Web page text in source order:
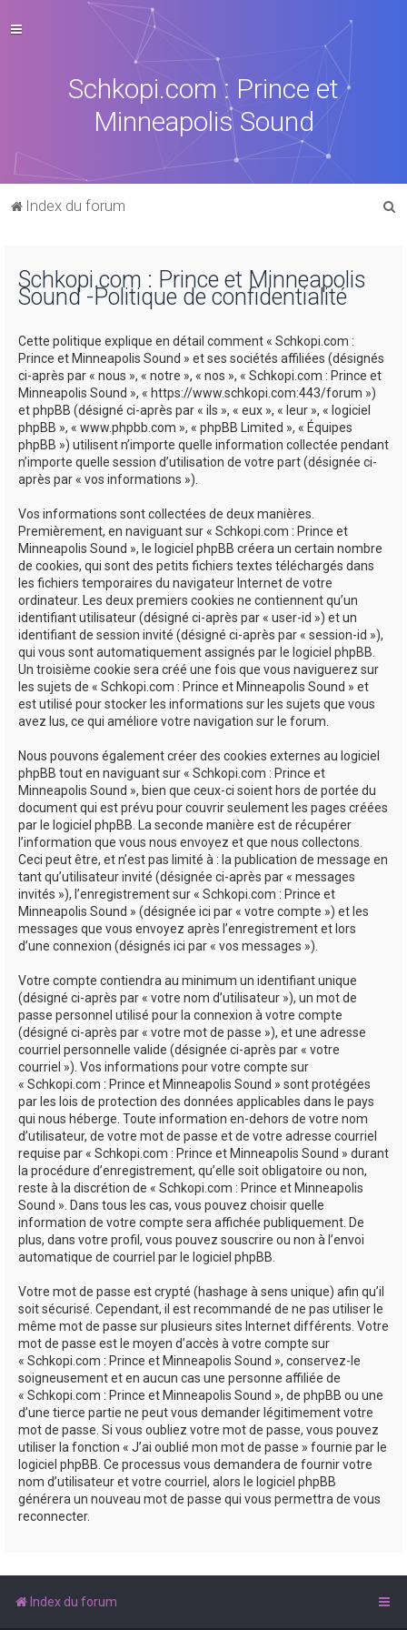
Schkopi.com : Prince et
Minneapolis Sound
Index du forum
Schkopi.com : Prince et Minneapolis
Sound -Politique de confidentialité
Cette politique explique en détail comment « Schkopi.com :
Prince et Minneapolis Sound » et ses sociétés affiliées (désignés
ci-après par « nous », « notre », « nos », « Schkopi.com : Prince et
Minneapolis Sound », « https://www.schkopi.com:443/forum »)
et phpBB (désigné ci-après par « ils », « eux », « leur », « logiciel
phpBB », « www.phpbb.com », « phpBB Limited », « Équipes
phpBB ») utilisent n’importe quelle information collectée pendant
n’importe quelle session d’utilisation de votre part (désignée ci-
après par « vos informations »).
Vos informations sont collectées de deux manières.
Premièrement, en naviguant sur « Schkopi.com : Prince et
Minneapolis Sound », le logiciel phpBB créera un certain nombre
de cookies, qui sont des petits fichiers textes téléchargés dans
les fichiers temporaires du navigateur Internet de votre
ordinateur. Les deux premiers cookies ne contiennent qu’un
identifiant utilisateur (désigné ci-après par « user-id ») et un
identifiant de session invité (désigné ci-après par « session-id »),
qui vous sont automatiquement assignés par le logiciel phpBB.
Un troisième cookie sera créé une fois que vous naviguerez sur
les sujets de « Schkopi.com : Prince et Minneapolis Sound » et
est utilisé pour stocker les informations sur les sujets que vous
avez lus, ce qui améliore votre navigation sur le forum.
Nous pouvons également créer des cookies externes au logiciel
phpBB tout en naviguant sur « Schkopi.com : Prince et
Minneapolis Sound », bien que ceux-ci soient hors de portée du
document qui est prévu pour couvrir seulement les pages créées
par le logiciel phpBB. La seconde manière est de récupérer
l’information que vous nous envoyez et que nous collectons.
Ceci peut être, et n’est pas limité à : la publication de message en
tant qu’utilisateur invité (désignée ci-après par « messages
invités »), l’enregistrement sur « Schkopi.com : Prince et
Minneapolis Sound » (désignée ici par « votre compte ») et les
messages que vous envoyez après l’enregistrement et lors
d’une connexion (désignés ici par « vos messages »).
Votre compte contiendra au minimum un identifiant unique
(désigné ci-après par « votre nom d’utilisateur »), un mot de
passe personnel utilisé pour la connexion à votre compte
(désigné ci-après par « votre mot de passe »), et une adresse
courriel personnelle valide (désignée ci-après par « votre
courriel »). Vos informations pour votre compte sur
« Schkopi.com : Prince et Minneapolis Sound » sont protégées
par les lois de protection des données applicables dans le pays
qui nous héberge. Toute information en-dehors de votre nom
d’utilisateur, de votre mot de passe et de votre adresse courriel
requise par « Schkopi.com : Prince et Minneapolis Sound » durant
la procédure d’enregistrement, qu’elle soit obligatoire ou non,
reste à la discrétion de « Schkopi.com : Prince et Minneapolis
Sound ». Dans tous les cas, vous pouvez choisir quelle
information de votre compte sera affichée publiquement. De
plus, dans votre profil, vous pouvez souscrire ou non à l’envoi
automatique de courriel par le logiciel phpBB.
Votre mot de passe est crypté (hashage à sens unique) afin qu’il
soit sécurisé. Cependant, il est recommandé de ne pas utiliser le
même mot de passe sur plusieurs sites Internet différents. Votre
mot de passe est le moyen d’accès à votre compte sur
« Schkopi.com : Prince et Minneapolis Sound », conservez-le
soigneusement et en aucun cas une personne affiliée de
« Schkopi.com : Prince et Minneapolis Sound », de phpBB ou une
d’une tierce partie ne peut vous demander légitimement votre
mot de passe. Si vous oubliez votre mot de passe, vous pouvez
utiliser la fonction « J’ai oublié mon mot de passe » fournie par le
logiciel phpBB. Ce processus vous demandera de fournir votre
nom d’utilisateur et votre courriel, alors le logiciel phpBB
générera un nouveau mot de passe qui vous permettra de vous
reconnecter.
Index du forum